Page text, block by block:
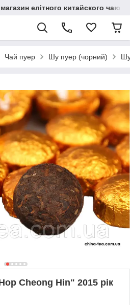
елітного китайского чаю.
Чай пуер Шу пуер (чорний)
Cheong Hin" 2015 рік